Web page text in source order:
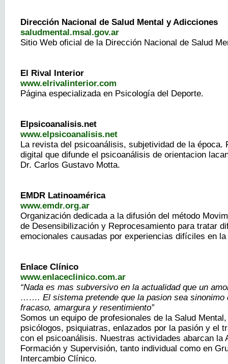
Dirección Nacional de Salud Mental y Adicciones
saludmental.msal.gov.ar
Sitio Web oficial de la Dirección Nacional de Salud
El Rival Interior
www.elrivalinterior.com
Página especializada en Psicología del Deporte.
Elpsicoanalisis.net
www.elpsicoanalisis.net
La revista del psicoanálisis, subjetividad de la época.
digital que difunde el psicoanálisis de orientacion
Dr. Carlos Gustavo Motta.
EMDR Latinoamérica
www.emdr.org.ar
Organización dedicada a la difusión del método
de Desensibilización y Reprocesamiento para tratar
emocionales causadas por experiencias difíciles en
Enlace Clínico
www.enlaceclinico.com.ar
“Nada es mas subversivo en la actualidad que un
……. El sistema pretende que la pasion sea sinonimo
fracaso, amargura y resentimiento”
Somos un equipo de profesionales de la Salud
psicólogos, psiquiatras, enlazados por la pasión y el
con el psicoanálisis. Nuestras actividades abarcan la
Formación y Supervisión, tanto individual como en
Intercambio Clínico.